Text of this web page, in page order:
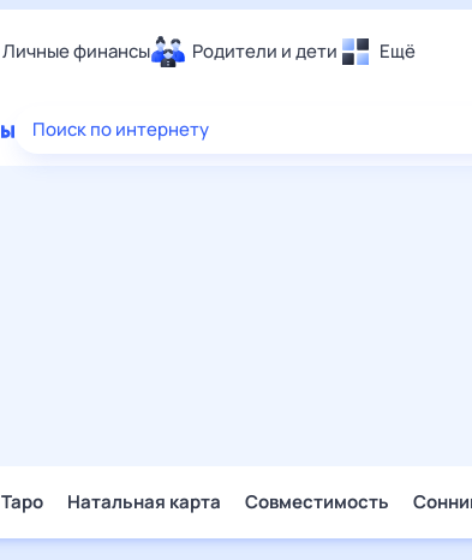
Личные финансы Родители и дети Ещё
Еда
Поиск по интернету
Таро Натальная карта Совместимость